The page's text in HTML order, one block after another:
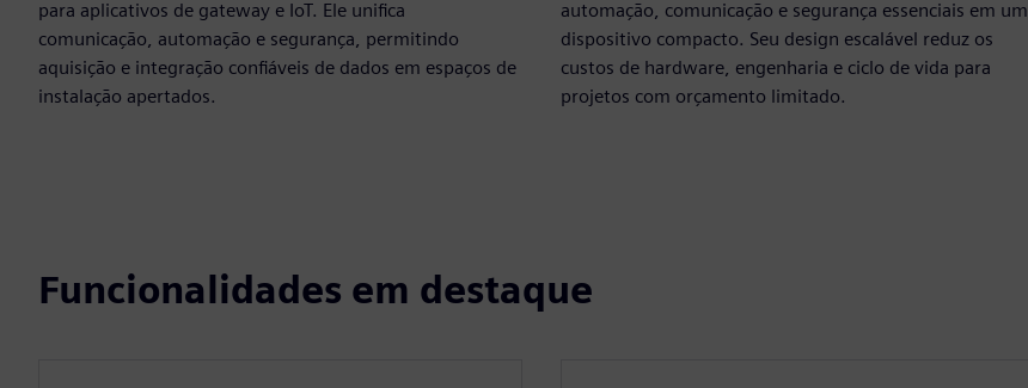
para aplicativos de gateway e IoT. Ele unifica
comunicação, automação e segurança, permitindo
aquisição e integração confiáveis de dados em espaços de
instalação apertados.
automação, comunicação e segurança essenciais em um
dispositivo compacto. Seu design escalável reduz os
custos de hardware, engenharia e ciclo de vida para
projetos com orçamento limitado.
Funcionalidades em destaque